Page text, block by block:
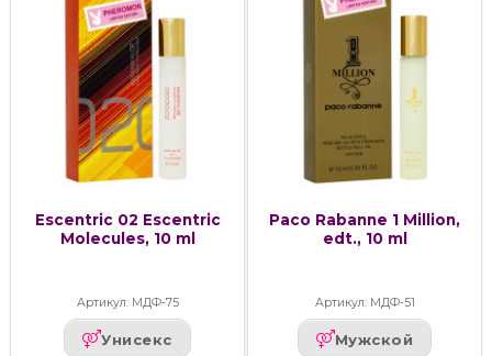
Escentric 02 Escentric
Molecules, 10 ml
Артикул: МДФ-75
Унисекс
Paco Rabanne 1 Million,
edt., 10 ml
Артикул: МДФ-51
Мужской